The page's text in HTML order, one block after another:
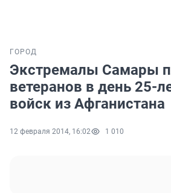
ГОРОД
Экстремалы Самары
ветеранов в день 25-
войск из Афганистана
12 февраля 2014, 16:02 1 010